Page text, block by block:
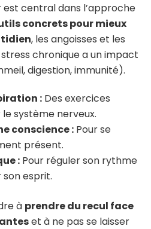
central dans l’approche
concrets pour mieux
, les angoisses et les
chronique a un impact
digestion, immunité).
: Des exercices
système nerveux.
conscience : Pour se
présent.
: Pour réguler son rythme
esprit.
à prendre du recul face
et à ne pas se laisser